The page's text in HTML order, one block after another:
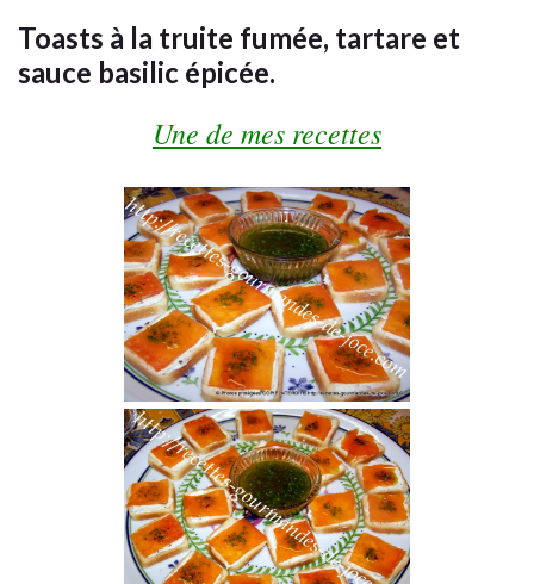
Toasts à la truite fumée, tartare et
sauce basilic épicée.
Une de mes recettes